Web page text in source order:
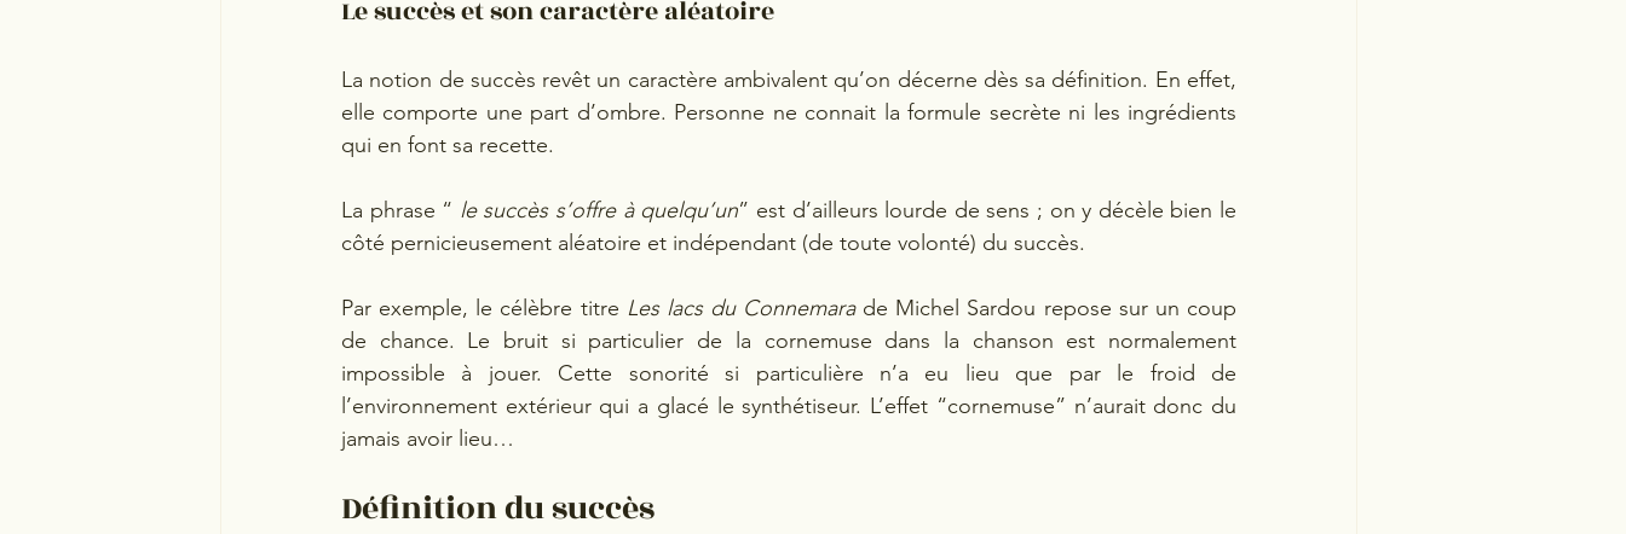
Le succès et son caractère aléatoire
La notion de succès revêt un caractère ambivalent qu’on décerne dès sa définition. En effet,
elle comporte une part d’ombre. Personne ne connait la formule secrète ni les ingrédients
qui en font sa recette.
La phrase “ le succès s’offre à quelqu’un” est d’ailleurs lourde de sens ; on y décèle bien le
côté pernicieusement aléatoire et indépendant (de toute volonté) du succès.
Par exemple, le célèbre titre Les lacs du Connemara de Michel Sardou repose sur un coup
de chance. Le bruit si particulier de la cornemuse dans la chanson est normalement
impossible à jouer. Cette sonorité si particulière n’a eu lieu que par le froid de
l’environnement extérieur qui a glacé le synthétiseur. L’effet “cornemuse” n’aurait donc du
jamais avoir lieu…
Définition du succès